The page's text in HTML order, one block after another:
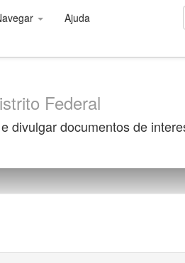
Ajuda
Federal
divulgar documentos de